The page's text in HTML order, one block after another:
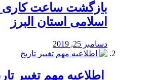
بازگشت ساعت کاری
اسلامی استان البرز
دسامبر 25, 2019
اطلاعیه مهم تغییر